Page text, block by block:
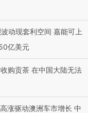
动现套利空间 嘉能可上
亿美元
购贡茶 在中国大陆无法
涨驱动澳洲车市增长 中